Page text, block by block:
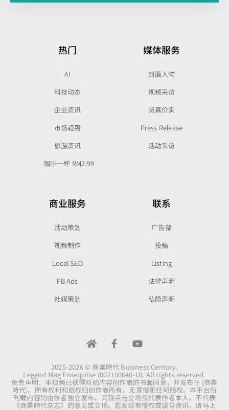
热门
AI
科技动态
企业资讯
市场趋势
旅游资讯
咖啡一杯 RM2.99
媒体服务
封面人物
视频采访
货真价实
Press Release
活动采访
商业服务
活动策划
视频制作
Local SEO
FB Ads
社媒策划
联系
广告部
投稿
Listing
法律声明
私隐声明
2025-2026 © 商業時代 Business Century.
Legend Mag Enterprise (002100640-U). All rights reserved.
免责声明：本视频已获得原始内容创作者的书面同意，并发布于 [商業
時代]。所有权利和版权归创作者所有，无意侵犯任何版权。本平台所
刊载内容均由作者独立发布，其观点与立场仅代表作者本人，不代表
《商業時代杂志》的意见或立场。若发现有侵权或误导资讯，请马上